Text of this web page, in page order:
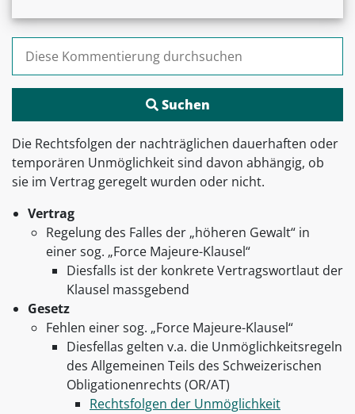
Suchen nach:
Die Rechtsfolgen der nachträglichen dauerhaften oder
temporären Unmöglichkeit sind davon abhängig, ob
sie im Vertrag geregelt wurden oder nicht.
Vertrag
Regelung des Falles der „höheren Gewalt“ in
einer sog. „Force Majeure-Klausel“
Diesfalls ist der konkrete Vertragswortlaut der
Klausel massgebend
Gesetz
Fehlen einer sog. „Force Majeure-Klausel“
Diesfellas gelten v.a. die Unmöglichkeitsregeln
des Allgemeinen Teils des Schweizerischen
Obligationenrechts (OR/AT)
Rechtsfolgen der Unmöglichkeit